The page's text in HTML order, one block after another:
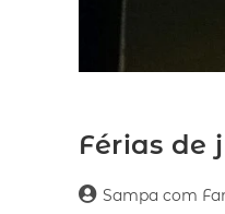
Férias de
Sampa com